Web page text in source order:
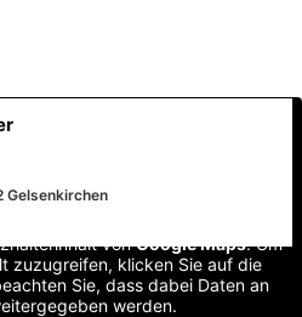
Gelsenkirchen
vonGoogle Maps. Um
zuzugreifen, klicken Sie auf die
Sie, dass dabei Daten an
werden.